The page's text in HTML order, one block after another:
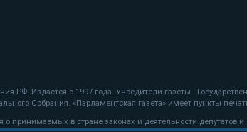
РФ. Издается с 1997 года. Учредители газеты -
Собрания. «Парламентская газета» имеет пункты
принимаемых в стране законах и деятельности депутатов